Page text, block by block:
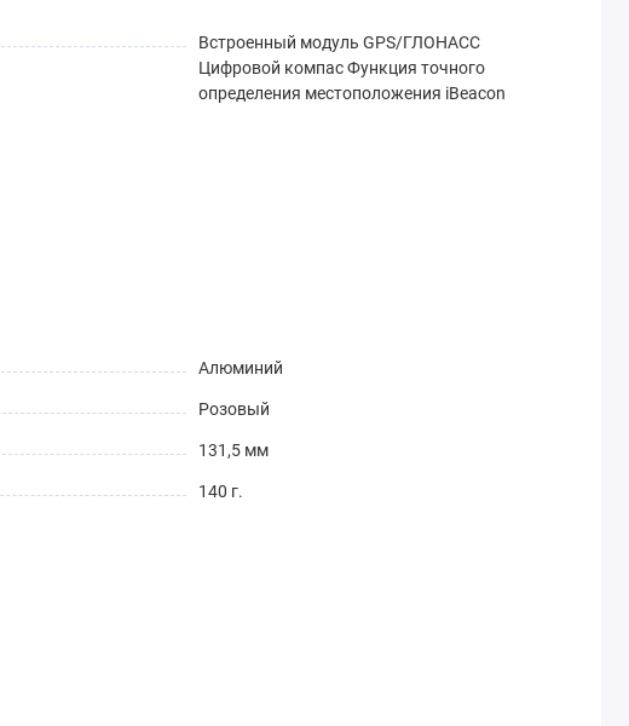
Встроенный модуль GPS/ГЛОНАСС
Цифровой компас Функция точного
определения местоположения iBeacon
Алюминий
Розовый
131,5 мм
140 г.